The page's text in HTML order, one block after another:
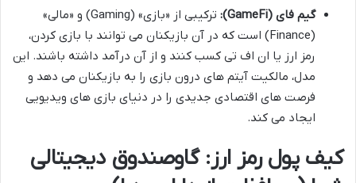
گیم فای (GameFi):
ترکیبی از «بازی» (Gaming) و «مالی»
(Finance) است که در آن بازیکنان می توانند با بازی کردن،
رمز ارز یا ان اف تی کسب کنند و از آن درآمد داشته باشند. این
مدل، مالکیت آیتم های درون بازی را به بازیکنان می دهد و
فرصت های اقتصادی جدیدی را در دنیای بازی های ویدیویی
ایجاد می کند.
کیف پول رمز ارز: گاوصندوق دیجیتالی